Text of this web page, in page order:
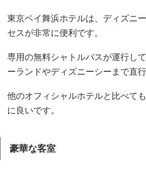
東京ベイ舞浜ホテルは、ディズニ
セスが非常に便利です。
専用の無料シャトルバスが運行し
ーランドやディズニーシーまで直行
他のオフィシャルホテルと比べて
に良いです。
豪華な客室